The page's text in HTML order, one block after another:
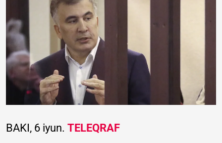
BAKI, 6 iyun. TELEQRAF